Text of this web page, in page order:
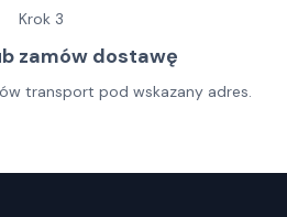
Krok 3
zamów dostawę
transport pod wskazany adres.